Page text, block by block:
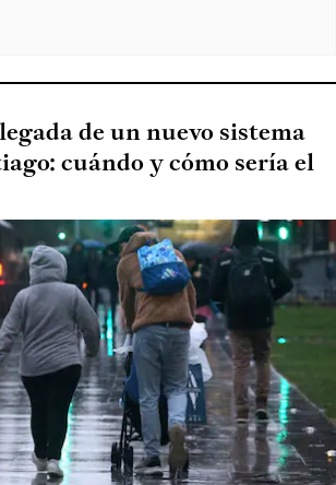
de un nuevo sistema
cuándo y cómo sería el